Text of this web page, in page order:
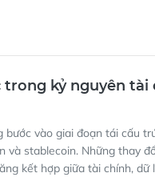
kỷ nguyên tài
bước vào giai đoạn tái cấu
và stablecoin. Những thay
kết hợp giữa tài chính, dữ